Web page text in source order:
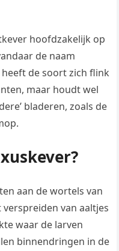
hoofdzakelijk op
de naam
de soort zich flink
maar houdt wel
bladeren, zoals de
aan de wortels van
van aaltjes
waar de larven
binnendringen in de